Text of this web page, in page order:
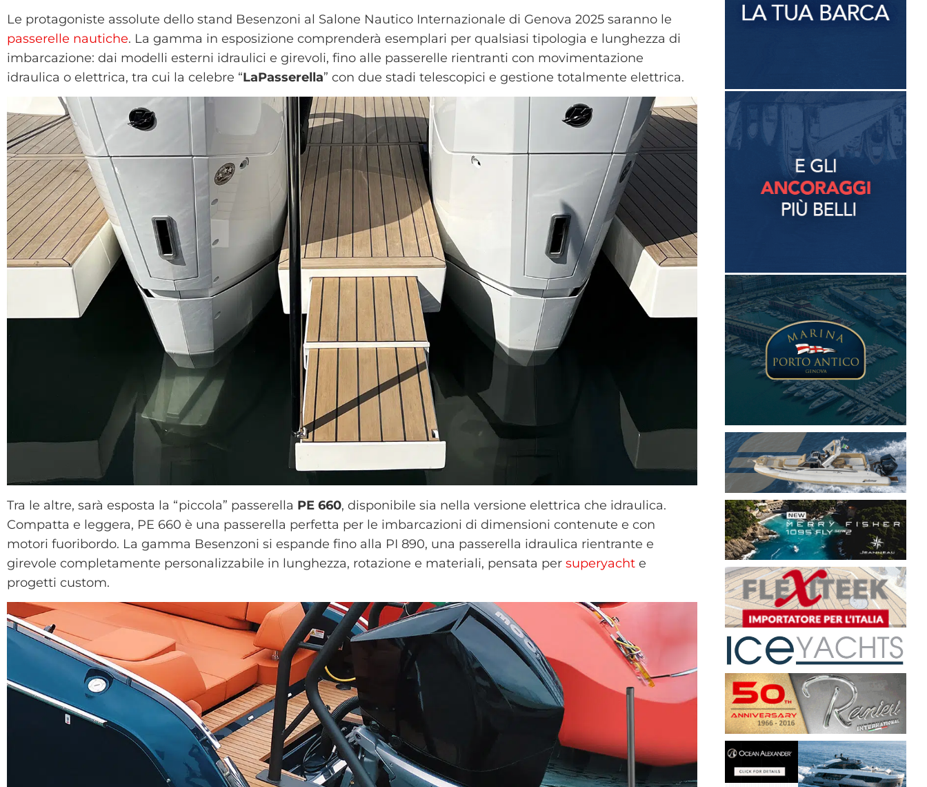
Le protagoniste assolute dello stand Besenzoni al Salone Nautico Internazionale di Genova 2025 saranno le
passerelle nautiche. La gamma in esposizione comprenderà esemplari per qualsiasi tipologia e lunghezza di
imbarcazione: dai modelli esterni idraulici e girevoli, fino alle passerelle rientranti con movimentazione
idraulica o elettrica, tra cui la celebre “LaPasserella” con due stadi telescopici e gestione totalmente elettrica.
Tra le altre, sarà esposta la “piccola” passerella PE 660, disponibile sia nella versione elettrica che idraulica.
Compatta e leggera, PE 660 è una passerella perfetta per le imbarcazioni di dimensioni contenute e con
motori fuoribordo. La gamma Besenzoni si espande fino alla PI 890, una passerella idraulica rientrante e
girevole completamente personalizzabile in lunghezza, rotazione e materiali, pensata per superyacht e
progetti custom.